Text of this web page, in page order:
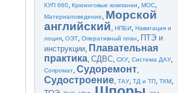
КУП 660,Крюинговые компании,МОС,
Материаловедение, Морской
английский,НПБИ,Навигация и
лоция,ОЭТ,Оперативный план, ПТЭ и
инструкции, Плавательная
практика,СДВС,СХУ,Система ДАУ,
Сопромат,Судоремонт,
Судостроение,ТАУ,ТД и ТП,ТКМ,